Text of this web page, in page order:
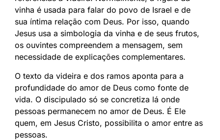
vinha é usada para falar do povo de Israel e de
sua íntima relação com Deus. Por isso, quando
Jesus usa a simbologia da vinha e de seus frutos,
os ouvintes compreendem a mensagem, sem
necessidade de explicações complementares.
O texto da videira e dos ramos aponta para a
profundidade do amor de Deus como fonte de
vida. O discipulado só se concretiza lá onde
pessoas permanecem no amor de Deus. É Ele
quem, em Jesus Cristo, possibilita o amor entre as
pessoas.